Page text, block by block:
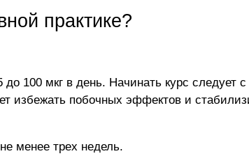
практике?
100 мкг в день. Начинать курс следует
избежать побочных эффектов и
менее трех недель.